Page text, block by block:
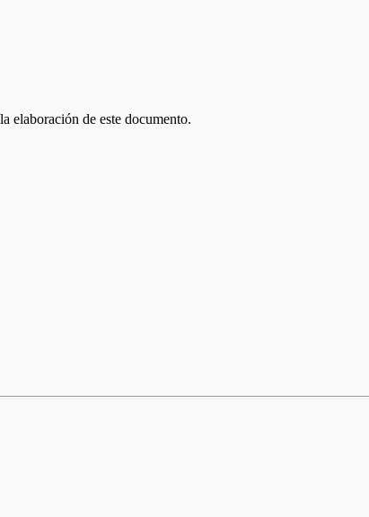
elaboración de este documento.